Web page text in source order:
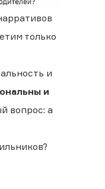
только
и
и
вопрос: а